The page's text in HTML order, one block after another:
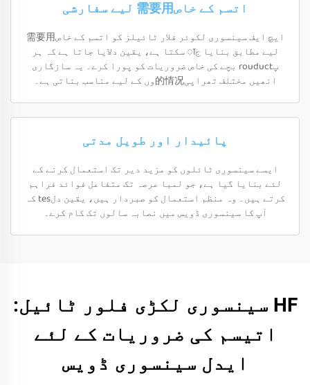
اتسم کے خاص需要用 لیے سفارشی
ایچ ایف سینسوری لکوئر فلار ٹائیلز کو اتسم کے خاص需要用
لیے مطابق بنایا جा سکتا ہے، یقین دلایا جاتا ہے کہ ہر
پrouduct بچے کی خاص ضروریات کو پورا کرے۔ یہ سازگاری
انھیں مختلف تھراپی的情况وں کے لیے مناسب بناتی ہے۔
پائیدار اور طویل مدتی
ایسے سینسوری ٹائلوں کو مزید دیر تک استعمال کرنے کے
لئے بنایا گیا ہے، جو لمبا عرصہ تک متفاعل فوائد فراہم
کرتے ہیں۔ وہ منظم استعمال کو صبردار ہیں، یقین دلtes کہ
آپ کا سینسوری ڈویس میں نصابہ سالوں تک کام کرے۔
HF سینسوری لکڑی فلور ٹائیل:
اتیسم کی ضروریات کے لئے
ایدل سینسوری ڈویس